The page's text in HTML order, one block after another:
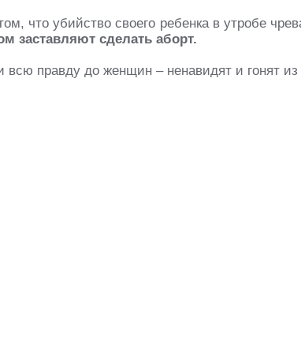
что убийство своего ребенка в утробе
заставляют сделать аборт.
правду до женщин – ненавидят и гонят из